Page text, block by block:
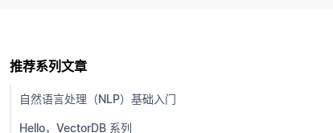
推荐系列文章
自然语言处理（NLP）基础入门
Hello，VectorDB 系列